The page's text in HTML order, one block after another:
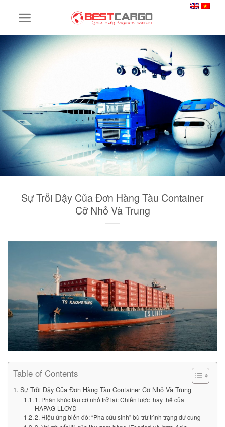
Sự Trỗi Dậy Của Đơn Hàng Tàu Container
Cỡ Nhỏ Và Trung
Table of Contents
Sự Trỗi Dậy Của Đơn Hàng Tàu Container Cỡ Nhỏ Và Trung
1. Phân khúc tàu cỡ nhỏ trở lại: Chiến lược thay thế của
HAPAG-LLOYD
2. Hiệu ứng biển đỏ: “Pha cứu sinh” bù trừ trình trạng dư cung